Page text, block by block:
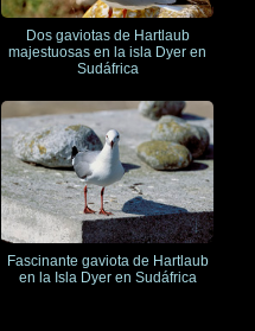
Dos gaviotas de Hartlaub
majestuosas en la isla Dyer en
Sudáfrica
Fascinante gaviota de Hartlaub
en la Isla Dyer en Sudáfrica